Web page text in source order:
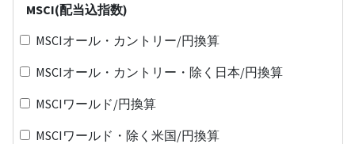
MSCI(配当込指数)
MSCIオール・カントリー/円換算
MSCIオール・カントリー・除く日本/円換算
MSCIワールド/円換算
MSCIワールド・除く米国/円換算